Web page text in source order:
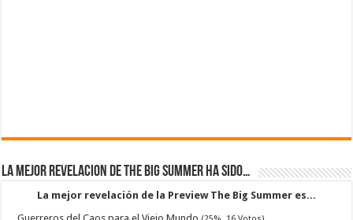
La mejor revelacion de The Big Summer ha sido…
La mejor revelación de la Preview The Big Summer es...